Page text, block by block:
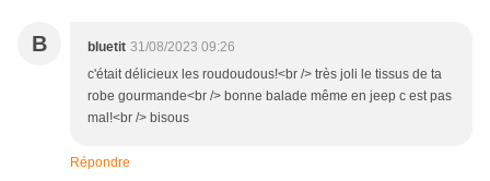
B bluetit 31/08/2023 09:26
c'était délicieux les roudoudous!<br /> très joli le tissus de ta
robe gourmande<br /> bonne balade même en jeep c est pas
mal!<br /> bisous
Répondre